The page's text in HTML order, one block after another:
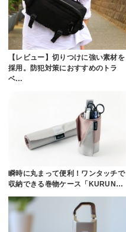
【レビュー】切りつけに強い素材を
採用。防犯対策におすすめのトラ
ベ…
瞬時に丸まって便利！ワンタッチで
収納できる巻物ケース「KURUN…